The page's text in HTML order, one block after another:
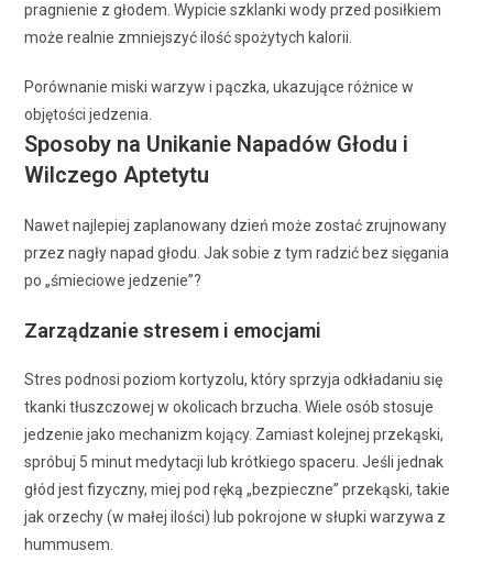
pragnienie z głodem. Wypicie szklanki wody przed posiłkiem
może realnie zmniejszyć ilość spożytych kalorii.
Porównanie miski warzyw i pączka, ukazujące różnice w
objętości jedzenia.
Sposoby na Unikanie Napadów Głodu i
Wilczego Aptetytu
Nawet najlepiej zaplanowany dzień może zostać zrujnowany
przez nagły napad głodu. Jak sobie z tym radzić bez sięgania
po „śmieciowe jedzenie”?
Zarządzanie stresem i emocjami
Stres podnosi poziom kortyzolu, który sprzyja odkładaniu się
tkanki tłuszczowej w okolicach brzucha. Wiele osób stosuje
jedzenie jako mechanizm kojący. Zamiast kolejnej przekąski,
spróbuj 5 minut medytacji lub krótkiego spaceru. Jeśli jednak
głód jest fizyczny, miej pod ręką „bezpieczne” przekąski, takie
jak orzechy (w małej ilości) lub pokrojone w słupki warzywa z
hummusem.